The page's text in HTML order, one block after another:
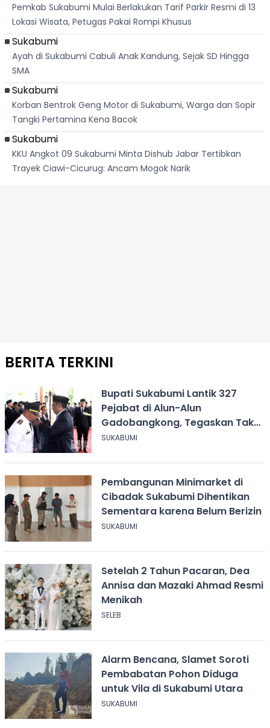
Pemkab Sukabumi Mulai Berlakukan Tarif Parkir Resmi di 13
Lokasi Wisata, Petugas Pakai Rompi Khusus
Sukabumi
Ayah di Sukabumi Cabuli Anak Kandung, Sejak SD Hingga
SMA
Sukabumi
Korban Bentrok Geng Motor di Sukabumi, Warga dan Sopir
Tangki Pertamina Kena Bacok
Sukabumi
KKU Angkot 09 Sukabumi Minta Dishub Jabar Tertibkan
Trayek Ciawi-Cicurug: Ancam Mogok Narik
BERITA TERKINI
Bupati Sukabumi Lantik 327
Pejabat di Alun-Alun
Gadobangkong, Tegaskan Tak
Ada Jual Beli Jabatan
SUKABUMI
Pembangunan Minimarket di
Cibadak Sukabumi Dihentikan
Sementara karena Belum Berizin
SUKABUMI
Setelah 2 Tahun Pacaran, Dea
Annisa dan Mazaki Ahmad Resmi
Menikah
SELEB
Alarm Bencana, Slamet Soroti
Pembabatan Pohon Diduga
untuk Vila di Sukabumi Utara
SUKABUMI